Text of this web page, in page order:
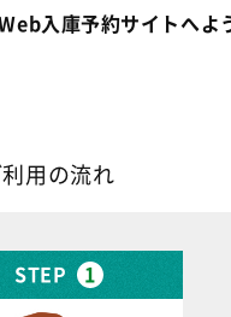
入庫予約サイトへよ
用の流れ
STEP 1